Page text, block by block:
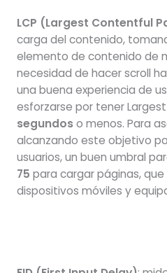
LCP (Largest Contentful
carga del contenido,
elemento de contenido de
necesidad de hacer scroll
una buena experiencia de
esforzarse por tener
segundos o menos. Para
alcanzando este objetivo
usuarios, un buen umbral
75 para cargar páginas,
dispositivos móviles y